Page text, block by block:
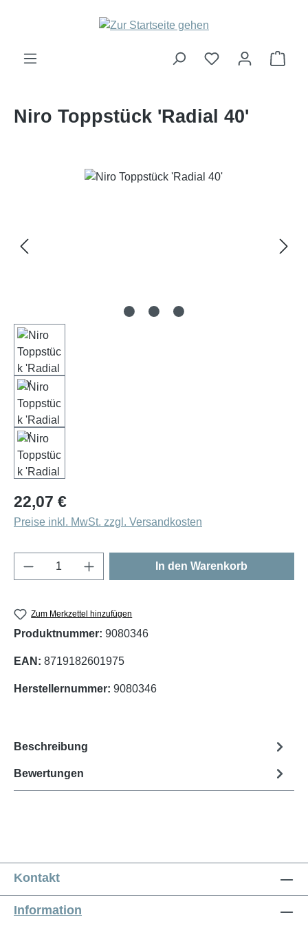
Zum Hauptinhalt springen
Niro Toppstück 'Radial 40'
Bildergalerie überspringen
Regulärer Preis:
22,07 €
Preise inkl. MwSt. zzgl. Versandkosten
Produkt Anzahl: Gib den gewünschten
In den Warenkorb
Zum Merkzettel hinzufügen
Produktnummer: 9080346
EAN: 8719182601975
Herstellernummer: 9080346
Beschreibung
Bewertungen
Kontakt
Information